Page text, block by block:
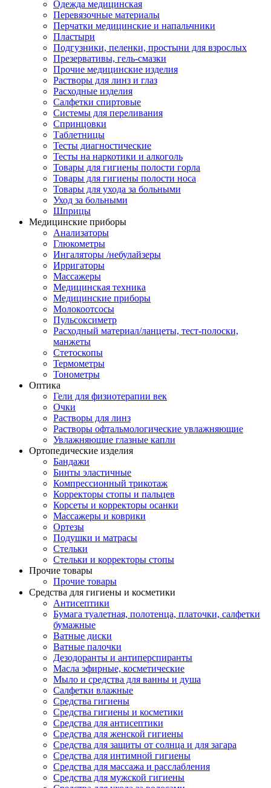
Одежда медицинская
Перевязочные материалы
Перчатки медицинские и напальчники
Пластыри
Подгузники, пеленки, простыни для взрослых
Презервативы, гель-смазки
Прочие медицинские изделия
Растворы для линз и глаз
Расходные изделия
Салфетки спиртовые
Системы для переливания
Спринцовки
Таблетницы
Тесты диагностические
Тесты на наркотики и алкоголь
Товары для гигиены полости горла
Товары для гигиены полости носа
Товары для ухода за больными
Уход за больными
Шприцы
Медицинские приборы
Анализаторы
Глюкометры
Ингаляторы /небулайзеры
Ирригаторы
Массажеры
Медицинская техника
Медицинские приборы
Молокоотсосы
Пульсоксиметр
Расходный материал/ланцеты, тест-полоски,
манжеты
Стетоскопы
Термометры
Тонометры
Оптика
Гели для физиотерапии век
Очки
Растворы для линз
Растворы офтальмологические увлажняющие
Увлажняющие глазные капли
Ортопедические изделия
Бандажи
Бинты эластичные
Компрессионный трикотаж
Корректоры стопы и пальцев
Корсеты и корректоры осанки
Массажеры и коврики
Ортезы
Подушки и матрасы
Стельки
Стельки и корректоры стопы
Прочие товары
Прочие товары
Средства для гигиены и косметики
Антисептики
Бумага туалетная, полотенца, платочки, салфетки
бумажные
Ватные диски
Ватные палочки
Дезодоранты и антиперспиранты
Масла эфирные, косметические
Мыло и средства для ванны и душа
Салфетки влажные
Средства гигиены
Средства гигиены и косметики
Средства для антисептики
Средства для женской гигиены
Средства для защиты от солнца и для загара
Средства для интимной гигиены
Средства для массажа и расслабления
Средства для мужской гигиены